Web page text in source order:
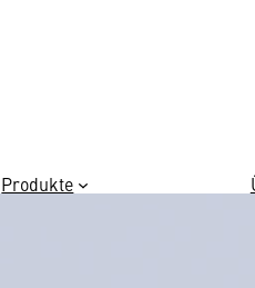
Produkte